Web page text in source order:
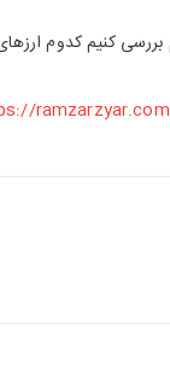
کنیم کدوم ارزهای